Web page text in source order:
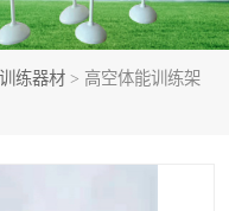
练器材 > 高空体能训练架
爬架
米障碍器材1